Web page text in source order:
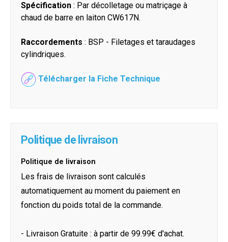
Spécification : Par décolletage ou matriçage à
chaud de barre en laiton CW617N.
Raccordements : BSP - Filetages et taraudages
cylindriques.
Télécharger la Fiche Technique
Politique de livraison
Politique de livraison
Les frais de livraison sont calculés
automatiquement au moment du paiement en
fonction du poids total de la commande.
- Livraison Gratuite : à partir de 99.99€ d'achat.